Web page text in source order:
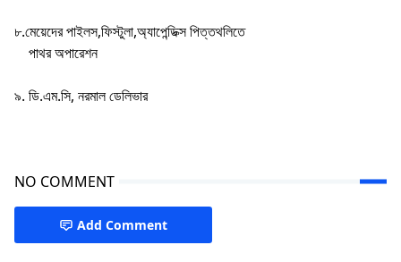
৮.মেয়েদের পাইলস,ফিস্টুলা,অ্যাপেন্ডিক্স পিত্তথলিতে
পাথর অপারেশন
৯. ডি.এম.সি, নরমাল ডেলিভার
NO COMMENT
Add Comment